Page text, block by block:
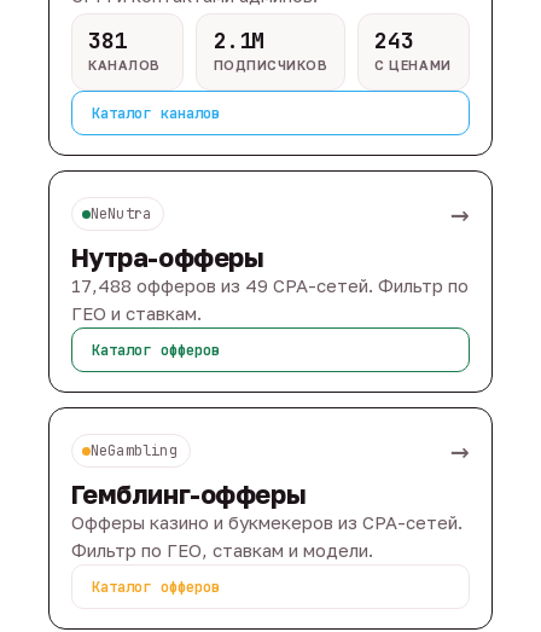
381
КАНАЛОВ
2.1M
ПОДПИСЧИКОВ
243
С ЦЕНАМИ
Каталог каналов
NeNutra →
Нутра-офферы
17,488 офферов из 49 CPA-сетей. Фильтр по
ГЕО и ставкам.
Каталог офферов
NeGambling →
Гемблинг-офферы
Офферы казино и букмекеров из CPA-сетей.
Фильтр по ГЕО, ставкам и модели.
Каталог офферов